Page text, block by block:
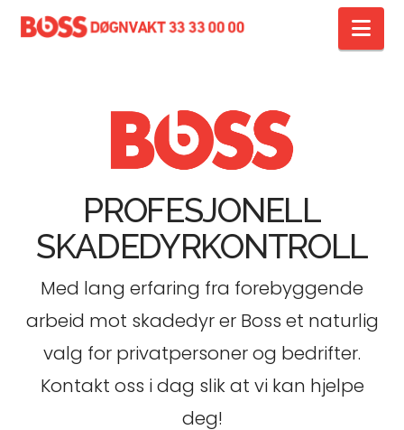
PROFESJONELL
SKADEDYRKONTROLL
Med lang erfaring fra forebyggende
arbeid mot skadedyr er Boss et naturlig
valg for privatpersoner og bedrifter.
Kontakt oss i dag slik at vi kan hjelpe
deg!